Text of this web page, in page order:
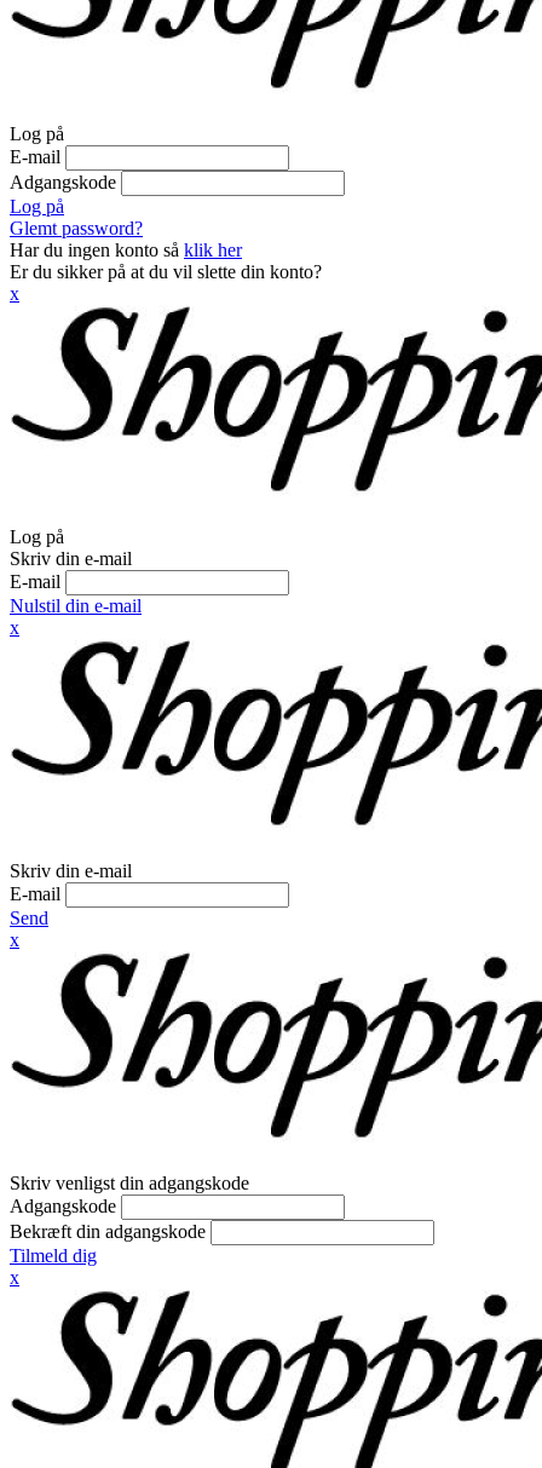
Log på
E-mail
Adgangskode
Log på
Glemt password?
Har du ingen konto så klik her
Er du sikker på at du vil slette din konto?
x
Log på
Skriv din e-mail
E-mail
Nulstil din e-mail
x
Skriv din e-mail
E-mail
Send
x
Skriv venligst din adgangskode
Adgangskode
Bekræft din adgangskode
Tilmeld dig
x